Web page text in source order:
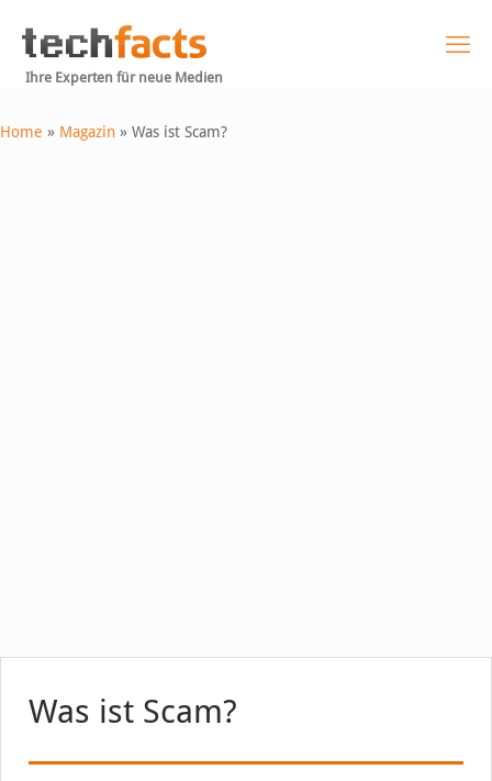
Ihre Experten für neue Medien
Home » Magazin » Was ist Scam?
Was ist Scam?